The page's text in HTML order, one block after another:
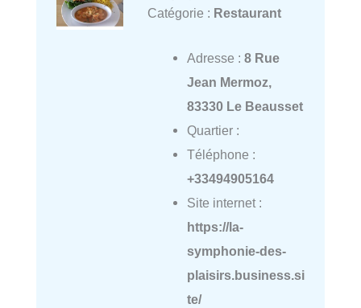
Catégorie : Restaurant
Adresse : 8 Rue
Jean Mermoz,
83330 Le Beausset
Quartier :
Téléphone :
+33494905164
Site internet :
https://la-
symphonie-des-
plaisirs.business.si
te/